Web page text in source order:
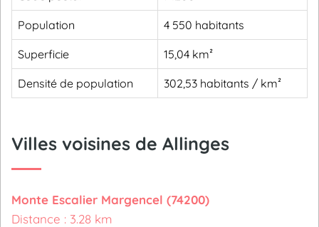
Population 4 550 habitants
Superficie 15,04 km²
Densité de population 302,53 habitants / km²
Villes voisines de Allinges
Monte Escalier Margencel (74200)
Distance : 3.28 km